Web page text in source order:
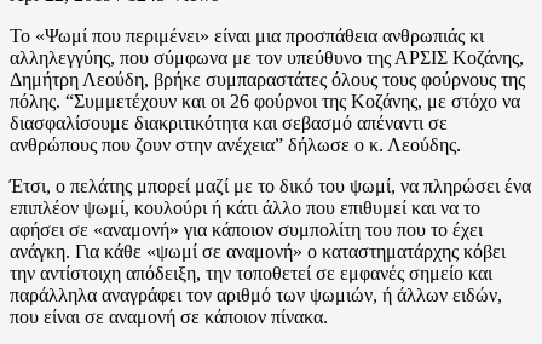
To «Ψωμί που περιμένει» είναι μια προσπάθεια ανθρωπιάς κι
αλληλεγγύης, που σύμφωνα με τον υπεύθυνο της ΑΡΣΙΣ Κοζάνης,
Δημήτρη Λεούδη, βρήκε συμπαραστάτες όλους τους φούρνους της
πόλης. “Συμμετέχουν και οι 26 φούρνοι της Κοζάνης, με στόχο να
διασφαλίσουμε διακριτικότητα και σεβασμό απέναντι σε
ανθρώπους που ζουν στην ανέχεια” δήλωσε ο κ. Λεούδης.
Έτσι, ο πελάτης μπορεί μαζί με το δικό του ψωμί, να πληρώσει ένα
επιπλέον ψωμί, κουλούρι ή κάτι άλλο που επιθυμεί και να το
αφήσει σε «αναμονή» για κάποιον συμπολίτη του που το έχει
ανάγκη. Για κάθε «ψωμί σε αναμονή» ο καταστηματάρχης κόβει
την αντίστοιχη απόδειξη, την τοποθετεί σε εμφανές σημείο και
παράλληλα αναγράφει τον αριθμό των ψωμιών, ή άλλων ειδών,
που είναι σε αναμονή σε κάποιον πίνακα.